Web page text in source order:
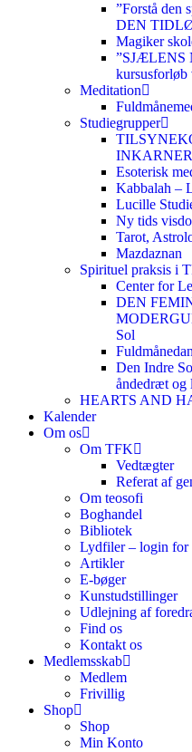
”Forstå den
DEN
Magiker
”SJÆLENS
kursusforløb
Meditation
Studiegrupper
Esoterisk
Kabbalah –
Lucille
Ny tids
Tarot,
Mazdaznan
Spirituel praksis i
Center for
DEN
Sol
Den Indre
åndedræt og
HEARTS AND
Kalender
Om os
Om TFK
Vedtægter
Referat af
Om teosofi
Boghandel
Bibliotek
Lydfiler – login for
Artikler
E-bøger
Kunstudstillinger
Udlejning af
Find os
Kontakt os
Medlemsskab
Medlem
Frivillig
Shop
Shop
Min Konto